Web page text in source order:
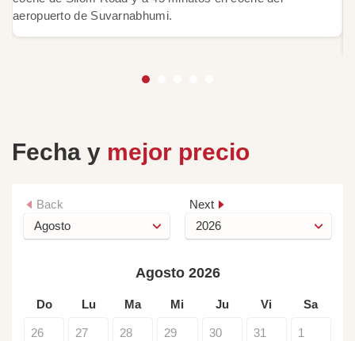
aeropuerto de Suvarnabhumi.
Fecha y mejor precio
Back Next
Agosto 2026
Do Lu Ma Mi Ju Vi Sa
26 27 28 29 30 31 1